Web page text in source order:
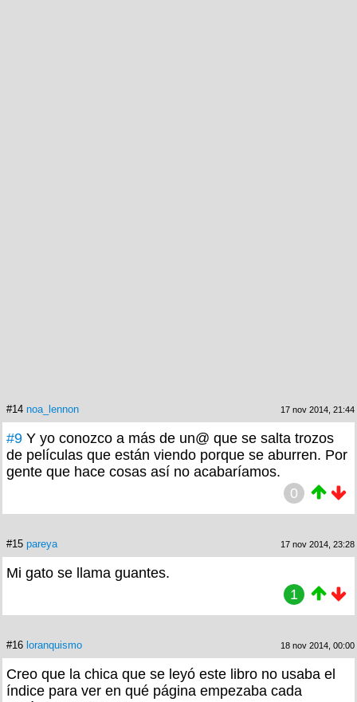
#14 noa_lennon 17 nov 2014, 21:44
#9 Y yo conozco a más de un@ que se salta trozos
de películas que están viendo porque se aburren. Por
gente que hace cosas así no acabaríamos.
0
#15 pareya 17 nov 2014, 23:28
Mi gato se llama guantes.
1
#16 loranquismo 18 nov 2014, 00:00
Creo que la chica que se leyó este libro no usaba el
índice para ver en qué página empezaba cada